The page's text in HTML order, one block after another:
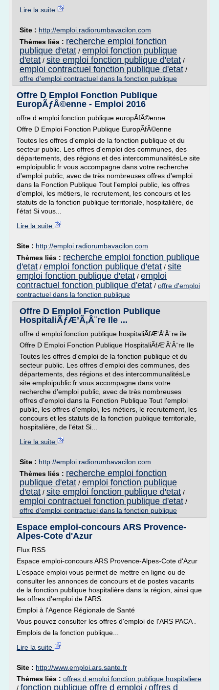
Lire la suite
Site : http://emploi.radiorumbavacilon.com
Thèmes liés : recherche emploi fonction
publique d'etat / emploi fonction publique
d'etat / site emploi fonction publique d'etat /
emploi contractuel fonction publique d'etat /
offre d'emploi contractuel dans la fonction publique
Offre D Emploi Fonction Publique
EuropÃƒÂ©enne - Emploi 2016
offre d emploi fonction publique europÃfÂ©enne
Offre D Emploi Fonction Publique EuropÃfÂ©enne
Toutes les offres d'emploi de la fonction publique et du
secteur public. Les offres d'emploi des communes, des
départements, des régions et des intercommunalitésLe site
emploipublic.fr vous accompagne dans votre recherche
d'emploi public, avec de très nombreuses offres d'emploi
dans la Fonction Publique Tout l'emploi public, les offres
d'emploi, les métiers, le recrutement, les concours et les
statuts de la fonction publique territoriale, hospitalière, de
l'état Si vous...
Lire la suite
Site : http://emploi.radiorumbavacilon.com
Thèmes liés : recherche emploi fonction publique
d'etat / emploi fonction publique d'etat / site
emploi fonction publique d'etat / emploi
contractuel fonction publique d'etat / offre d'emploi
contractuel dans la fonction publique
Offre D Emploi Fonction Publique
HospitaliÃƒÆ’Ã‚Â¨re Ile ...
offre d emploi fonction publique hospitaliÃfÆ'Ã'Â¨re ile
Offre D Emploi Fonction Publique HospitaliÃfÆ'Ã'Â¨re Ile
Toutes les offres d'emploi de la fonction publique et du
secteur public. Les offres d'emploi des communes, des
départements, des régions et des intercommunalitésLe
site emploipublic.fr vous accompagne dans votre
recherche d'emploi public, avec de très nombreuses
offres d'emploi dans la Fonction Publique Tout l'emploi
public, les offres d'emploi, les métiers, le recrutement, les
concours et les statuts de la fonction publique territoriale,
hospitalière, de l'état Si...
Lire la suite
Site : http://emploi.radiorumbavacilon.com
Thèmes liés : recherche emploi fonction
publique d'etat / emploi fonction publique
d'etat / site emploi fonction publique d'etat /
emploi contractuel fonction publique d'etat /
offre d'emploi contractuel dans la fonction publique
Espace emploi-concours ARS Provence-
Alpes-Cote d'Azur
Flux RSS
Espace emploi-concours ARS Provence-Alpes-Cote d'Azur
L'espace emploi vous permet de mettre en ligne ou de
consulter les annonces de concours et de postes vacants
de la fonction publique hospitalière dans la région, ainsi que
les offres d'emploi de l'ARS.
Emploi à l'Agence Régionale de Santé
Vous pouvez consulter les offres d'emploi de l'ARS PACA .
Emplois de la fonction publique...
Lire la suite
Site : http://www.emploi.ars.sante.fr
Thèmes liés : offres d emploi fonction publique hospitaliere
/ fonction publique offre d emploi / offres d